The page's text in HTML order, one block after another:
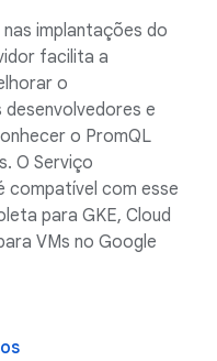
implantações do
facilita a
o
e
o PromQL
O Serviço
compatível com esse
para GKE, Cloud
VMs no Google